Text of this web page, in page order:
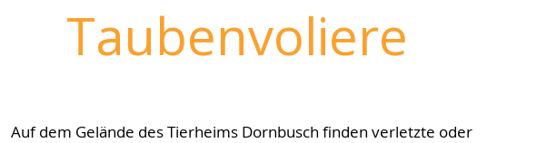
Taubenvoliere
Auf dem Gelände des Tierheims Dornbusch finden verletzte oder